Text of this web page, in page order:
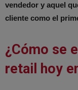
vendedor y aquel
cliente como el
¿Cómo se
retail hoy